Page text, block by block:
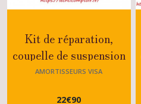
Kit de réparation,
coupelle de suspension
SNR Citroën Visa
AMORTISSEURS VISA
22€90